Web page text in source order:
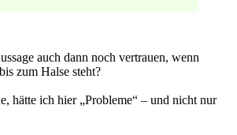
auch dann noch vertrauen, wenn
zum Halse steht?
hätte ich hier „Probleme“ – und nicht nur